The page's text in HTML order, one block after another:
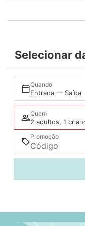
Selecionar
Quando
Entrada — Saída
Quem
2 adultos, 1
Promoção